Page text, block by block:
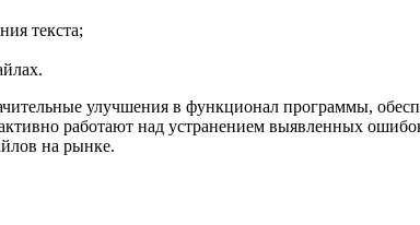
текста;
улучшения в функционал программы,
работают над устранением выявленных
на рынке.